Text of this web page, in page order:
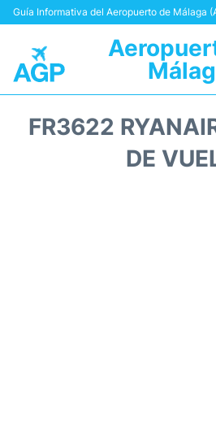
Guía Informativa del Aeropuerto de Málaga
FR3622
DE